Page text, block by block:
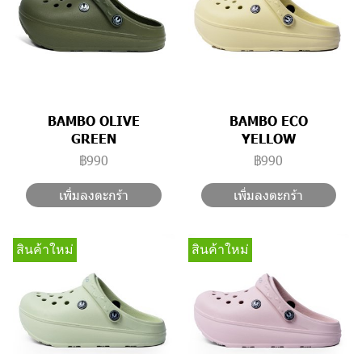
BAMBO OLIVE
GREEN
฿990
เพิ่มลงตะกร้า
BAMBO ECO
YELLOW
฿990
เพิ่มลงตะกร้า
สินค้าใหม่ สินค้าใหม่